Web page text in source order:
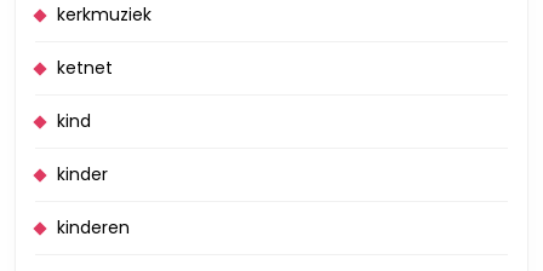
kerkmuziek
ketnet
kind
kinder
kinderen